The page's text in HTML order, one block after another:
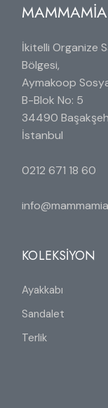
MAMMAMİA
İkitelli Organize
Bölgesi,
Aymakoop
B-Blok No: 5
34490
İstanbul
0212 671 18 60
KOLEKSİYON
Ayakkabı
Sandalet
Terlik